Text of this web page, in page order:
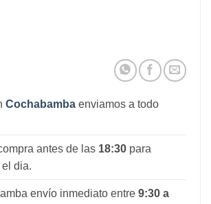
Cochabamba enviamos a todo
antes de las 18:30para
dia.
envío inmediato entre 9:30 a